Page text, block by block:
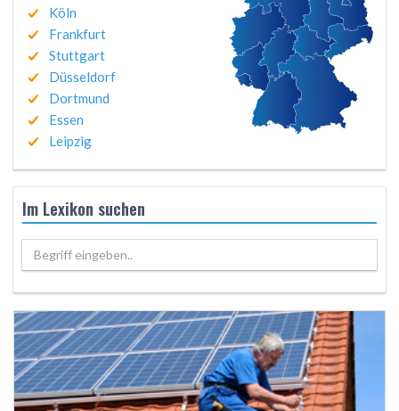
Köln
Frankfurt
Stuttgart
Düsseldorf
Dortmund
Essen
Leipzig
Im Lexikon suchen
Begriff eingeben..